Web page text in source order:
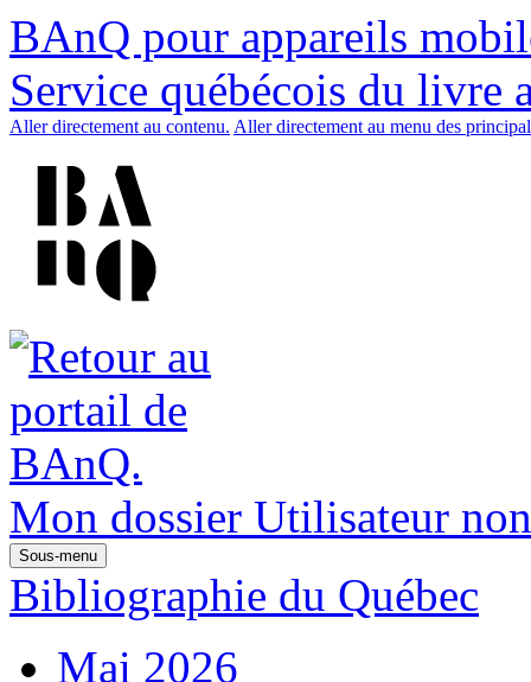
BAnQ pour appareils
Service québécois du livre
Aller directement au contenu. Aller directement au menu des
Mon dossier Utilisateur
Sous-menu
Bibliographie du Québec
Mai 2026